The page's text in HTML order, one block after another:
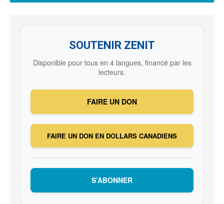
SOUTENIR ZENIT
Disponible pour tous en 4 langues, financé par les
lecteurs.
FAIRE UN DON
FAIRE UN DON EN DOLLARS CANADIENS
S’ABONNER